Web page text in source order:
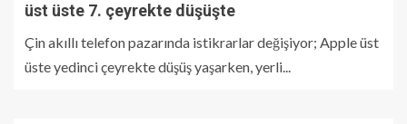
üst üste 7. çeyrekte düşüşte
Çin akıllı telefon pazarında istikrarlar değişiyor; Apple üst
üste yedinci çeyrekte düşüş yaşarken, yerli...